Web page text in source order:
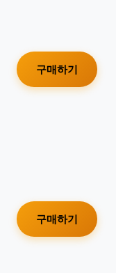
구매하기
구매하기